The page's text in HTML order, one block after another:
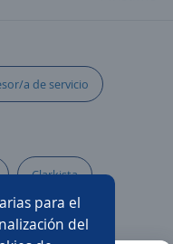
para el
del
a de servicio
Clarkista
comercial